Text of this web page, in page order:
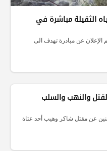
الثقيلة مباشرة في
الإعلان عن مبادرة تهدف الى
والنهب والسلب
عن مقتل شاكر وهيب أحد عتاة